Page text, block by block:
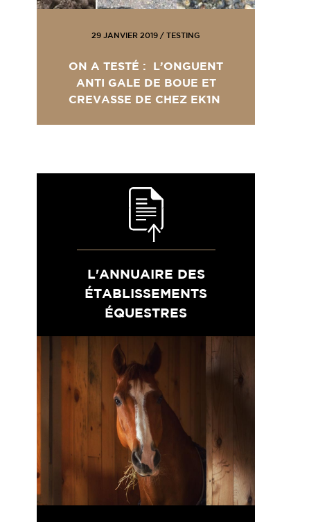
29 JANVIER 2019 / TESTING
ON A TESTÉ : L’ONGUENT
ANTI GALE DE BOUE ET
CREVASSE DE CHEZ EK1N
L'ANNUAIRE DES
ÉTABLISSEMENTS
ÉQUESTRES